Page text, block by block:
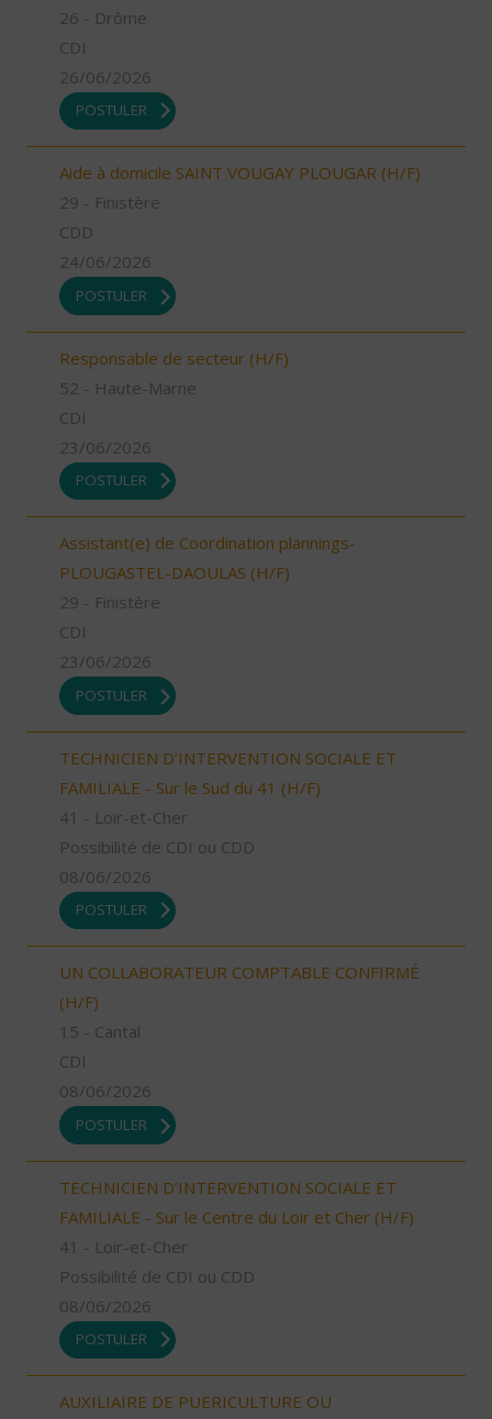
26 - Drôme
CDI
26/06/2026
POSTULER
Aide à domicile SAINT VOUGAY PLOUGAR (H/F)
29 - Finistère
CDD
24/06/2026
POSTULER
Responsable de secteur (H/F)
52 - Haute-Marne
CDI
23/06/2026
POSTULER
Assistant(e) de Coordination plannings-
PLOUGASTEL-DAOULAS (H/F)
29 - Finistère
CDI
23/06/2026
POSTULER
TECHNICIEN D’INTERVENTION SOCIALE ET
FAMILIALE - Sur le Sud du 41 (H/F)
41 - Loir-et-Cher
Possibilité de CDI ou CDD
08/06/2026
POSTULER
UN COLLABORATEUR COMPTABLE CONFIRMÉ
(H/F)
15 - Cantal
CDI
08/06/2026
POSTULER
TECHNICIEN D’INTERVENTION SOCIALE ET
FAMILIALE - Sur le Centre du Loir et Cher (H/F)
41 - Loir-et-Cher
Possibilité de CDI ou CDD
08/06/2026
POSTULER
AUXILIAIRE DE PUERICULTURE OU